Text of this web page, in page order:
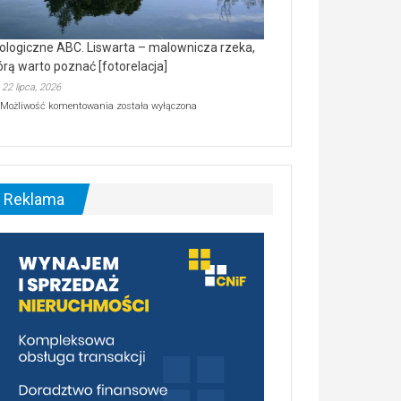
ABC. Liswarta – malownicza rzeka,
warto poznać [fotorelacja]
22 lipca, 2026
Możliwość komentowania Ekologiczne
–
malownicza
[fotorelacja]
została wyłączona
Reklama